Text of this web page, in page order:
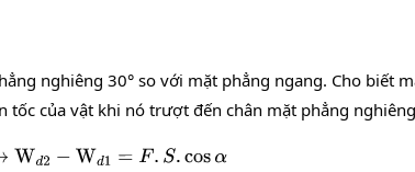
nghiêng 30° so với mặt phẳng ngang. Cho biết
tốc của vật khi nó trượt đến chân mặt phẳng
− Wd1=F. S.cos